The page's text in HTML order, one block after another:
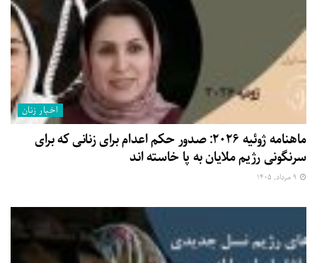
اخبار زنان
ماهنامه ژوئیه ۲۰۲۶: صدور حکم اعدام برای زنانی که برای
سرنگونی رژیم ملایان به پا خاسته اند